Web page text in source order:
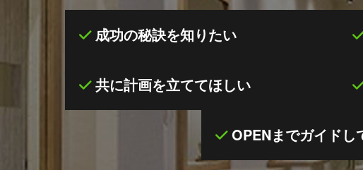
成功の秘訣を知りたい
共に計画を立ててほしい
OPENまでガイドし